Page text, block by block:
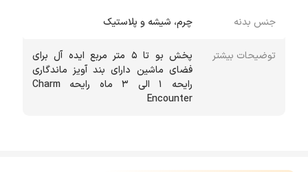
جنس بدنه چرم، شیشه و پلاستیک
توضیحات بیشتر
پخش بو تا 5 متر مربع ایده آل برای
فضای ماشین دارای بند آویز ماندگاری
رایحه 1 الی 3 ماه رایحه Charm
Encounter